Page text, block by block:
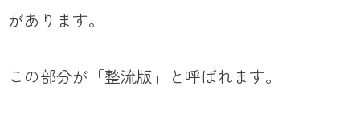
があります。
この部分が「整流版」と呼ばれます。